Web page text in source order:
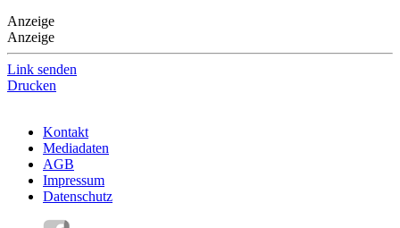
Anzeige
Anzeige
Link senden
Drucken
Kontakt
Mediadaten
AGB
Impressum
Datenschutz